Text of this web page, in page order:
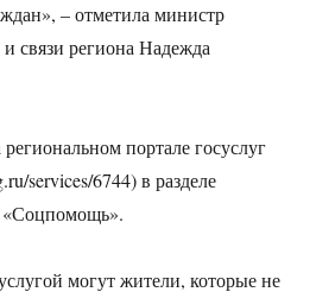
– отметила министр
связи региона Надежда
портале госуслуг
services/6744) в разделе
могут жители, которые не